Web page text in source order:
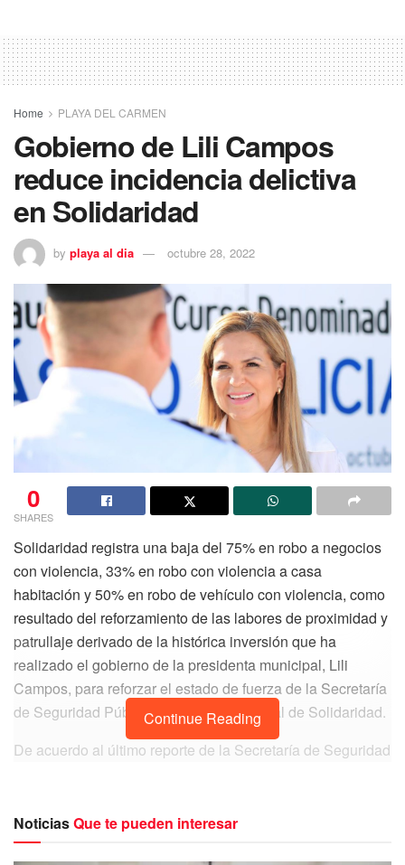
Home PLAYA DEL CARMEN
Gobierno de Lili Campos
reduce incidencia delictiva
en Solidaridad
by playa al dia octubre 28, 2022
0
SHARES
Solidaridad registra una baja del 75% en robo a negocios
con violencia, 33% en robo con violencia a casa
habitación y 50% en robo de vehículo con violencia, como
resultado del reforzamiento de las labores de proximidad y
patrullaje derivado de la histórica inversión que ha
realizado el gobierno de la presidenta municipal, Lili
Campos, para reforzar el estado de fuerza de la Secretaría
de Seguridad Pública y Tránsito Municipal de Solidaridad.
De acuerdo al último reporte de la Secretaría de Seguridad
Raúl Tassinari, ha incrementado su labor operativa y
preventiva de enero a septiembre en comparación al
Continue Reading
NoticiasQue te pueden interesar